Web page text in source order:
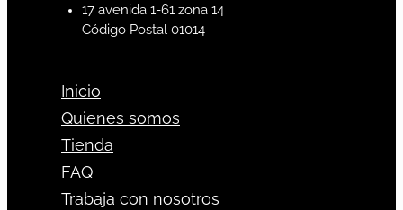
17 avenida 1-61 zona 14
Código Postal 01014
Inicio
Quienes somos
Tienda
FAQ
Trabaja con nosotros